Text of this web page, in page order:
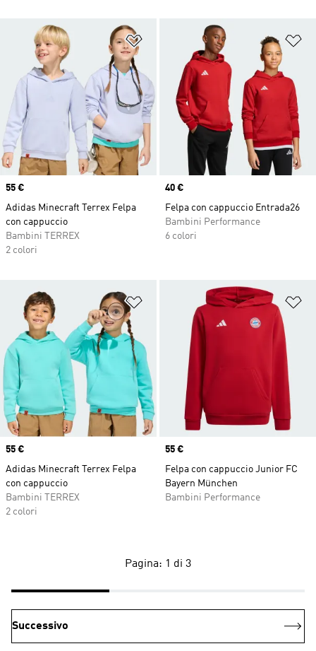
Aggiungi alla lista dei desideri
Price
55 €
Adidas Minecraft Terrex Felpa
con cappuccio
Bambini TERREX
2 colori
Price
40 €
Felpa con cappuccio Entrada26
Bambini Performance
6 colori
Aggiungi alla lista dei desideri
Price
55 €
Adidas Minecraft Terrex Felpa
con cappuccio
Bambini TERREX
2 colori
Price
55 €
Felpa con cappuccio Junior FC
Bayern München
Bambini Performance
Pagina: 1 di 3
Successivo